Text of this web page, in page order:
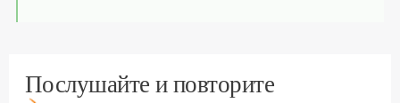
Послушайте и повторите